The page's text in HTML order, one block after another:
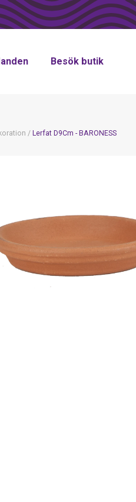
Besök butik
/ Lerfat D9Cm - BARONESS